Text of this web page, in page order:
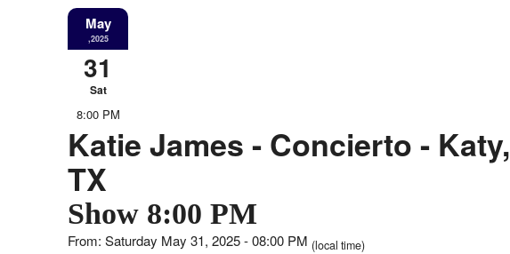
May
,2025
31
Sat
8:00 PM
Katie James - Concierto - Katy,
TX
Show 8:00 PM
From: Saturday May 31, 2025 - 08:00 PM (local time)